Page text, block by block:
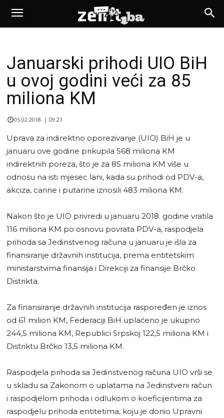
Januarski prihodi UIO BiH
u ovoj godini veći za 85
miliona KM
05.02.2018. | 09:21
Uprava za indirektno oporezivanje (UIO) BiH je u
januaru ove godine prikupila 568 miliona KM
indirektnih poreza, što je za 85 miliona KM više u
odnosu na isti mjesec lani, kada su prihodi od PDV-a,
akciza, carine i putarine iznosili 483 miliona KM.
Nakon što je UIO privredi u januaru 2018. godine vratila
116 miliona KM po osnovu povrata PDV-a, raspodjela
prihoda sa Jedinstvenog računa u januaru je išla za
finansiranje državnih institucija, prema entitetskim
ministarstvima finansija i Direkciji za finansije Brčko
Distrikta.
Za finansiranje državnih institucija raspoređen je iznos
od 61 milion KM, Federaciji BiH uplaćeno je ukupno
244,5 miliona KM, Republici Srpskoj 122,5 miliona KM i
Distriktu Brčko 13,5 miliona KM.
Raspodjela prihoda sa Jedinstvenog računa UIO vrši se
u skladu sa Zakonom o uplatama na Jedinstveni račun
i raspodjelom prihoda i odlukom o koeficijentima za
raspodjelu prihoda entitetima, koju je donio Upravni